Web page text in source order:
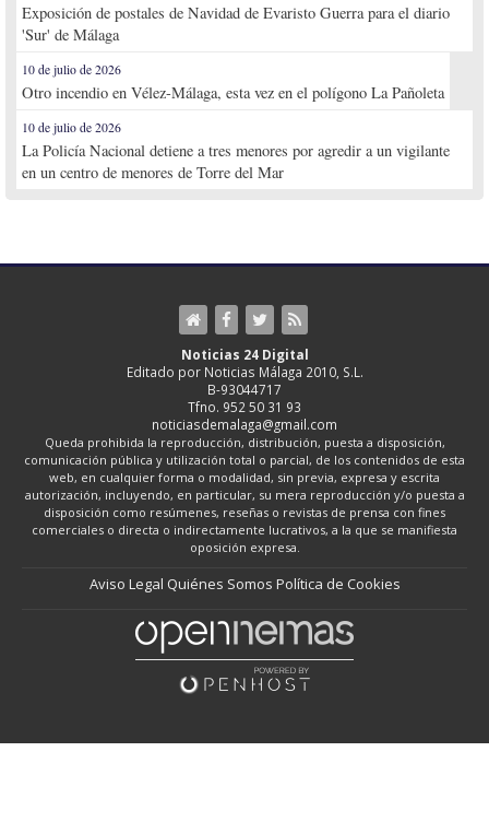
Exposición de postales de Navidad de Evaristo Guerra para el diario
'Sur' de Málaga
10 de julio de 2026
Otro incendio en Vélez-Málaga, esta vez en el polígono La Pañoleta
10 de julio de 2026
La Policía Nacional detiene a tres menores por agredir a un vigilante
en un centro de menores de Torre del Mar
Noticias 24 Digital
Editado por Noticias Málaga 2010, S.L.
B-93044717
Tfno. 952 50 31 93
noticiasdemalaga@gmail.com
Queda prohibida la reproducción, distribución, puesta a disposición,
comunicación pública y utilización total o parcial, de los contenidos de esta
web, en cualquier forma o modalidad, sin previa, expresa y escrita
autorización, incluyendo, en particular, su mera reproducción y/o puesta a
disposición como resúmenes, reseñas o revistas de prensa con fines
comerciales o directa o indirectamente lucrativos, a la que se manifiesta
oposición expresa.
Aviso Legal Quiénes Somos Política de Cookies